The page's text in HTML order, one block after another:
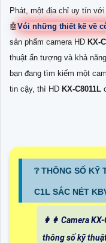
Phát, một địa chỉ uy tín
🤖️Vói những thiết kế về
sản phẩm camera HD KX-
thuật ấn tượng và khả
bạn đang tìm kiếm một
tin cậy, thì HD KX-C8011L
❔ THÔNG SỐ KỸ
C1L SẮC NÉT
️👩‍👩 Camera
thông số kỹ